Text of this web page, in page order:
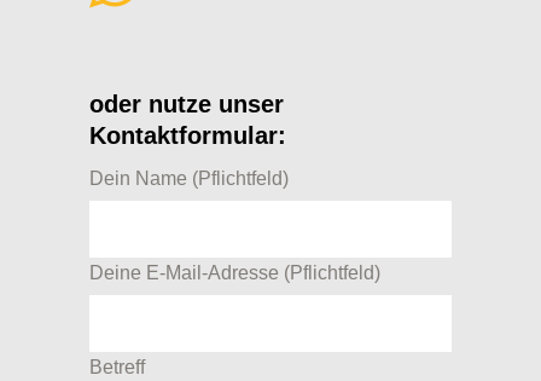
oder nutze unser
Kontaktformular:
Dein Name (Pflichtfeld)
Deine E-Mail-Adresse (Pflichtfeld)
Betreff